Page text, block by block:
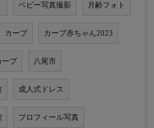
ベビー写真撮影 月齢フォト
カープ カープ赤ちゃん2023
プ 八尾市
成人式ドレス
プロフィール写真